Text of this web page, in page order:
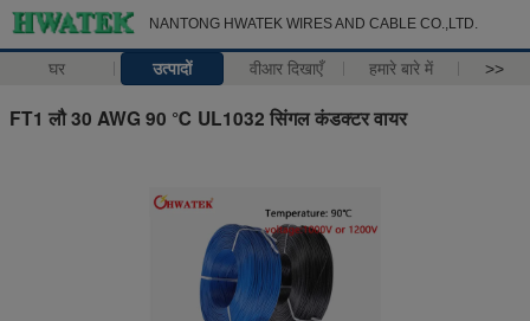
NANTONG HWATEK WIRES AND CABLE CO.,LTD.
घर उत्पादों वीआर दिखाएँ हमारे बारे में >>
FT1 लौ 30 AWG 90 ℃ UL1032 सिंगल कंडक्टर वायर